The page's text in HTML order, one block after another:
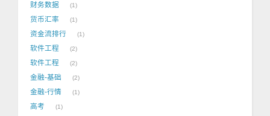
财务数据 1
货币汇率 1
资金流排行 1
软件工程 2
软件工程 2
金融-基础 2
金融-行情 1
高考 1